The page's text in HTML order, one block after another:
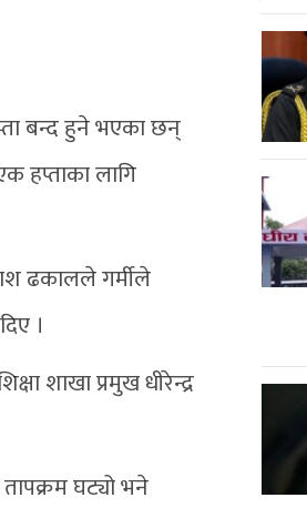
बन्द हुने भएका छन्
हप्ताका लागि
ढकालले गर्मीले
।
शाखा प्रमुख धीरेन्द्र
तापक्रम घट्यो भने